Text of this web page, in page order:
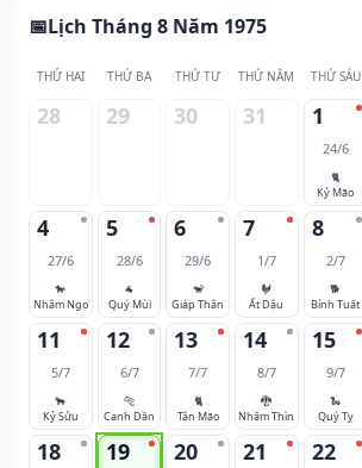
Lịch Tháng 8 Năm 1975
THỨ HAI THỨ BA THỨ TƯ THỨ NĂM THỨ SÁU
28 29 30 31 1
24/6
🐈
Kỷ Mão
4
27/6
🐎
Nhâm Ngọ
5
28/6
🐐
Quý Mùi
6
29/6
🐒
Giáp Thân
7
1/7
🐓
Ất Dậu
8
2/7
🐕
Bính Tuất
11
5/7
🐂
Kỷ Sửu
12
6/7
🐅
Canh Dần
13
7/7
🐈
Tân Mão
14
8/7
🐉
Nhâm Thìn
15
9/7
🐍
Quý Tỵ
18 19 20 21 22